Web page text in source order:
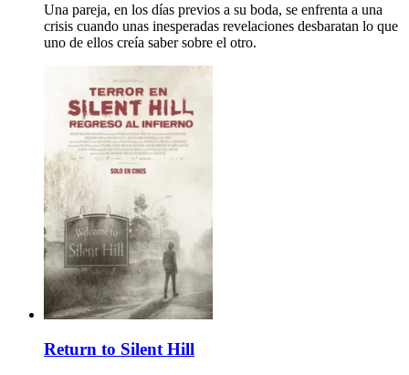
Una pareja, en los días previos a su boda, se enfrenta a una
crisis cuando unas inesperadas revelaciones desbaratan lo que
uno de ellos creía saber sobre el otro.
Return to Silent Hill